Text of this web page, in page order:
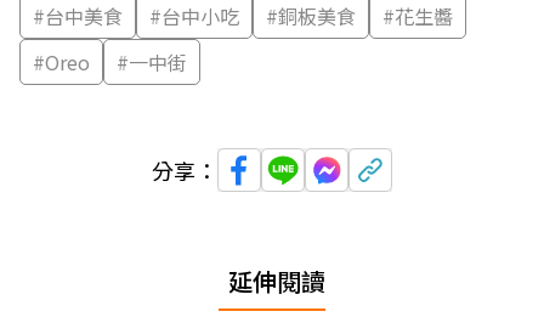
#台中美食 #台中小吃 #銅板美食 #花生醬
#Oreo #一中街
分享：
延伸閱讀